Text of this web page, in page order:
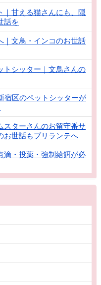
｜甘える猫さんにも、隠
話を
｜文鳥・インコのお世話
トシッター｜文鳥さんの
宿区のペットシッターが
スターさんのお留守番サ
お世話もブリランテへ
滴・投薬・強制給餌が必